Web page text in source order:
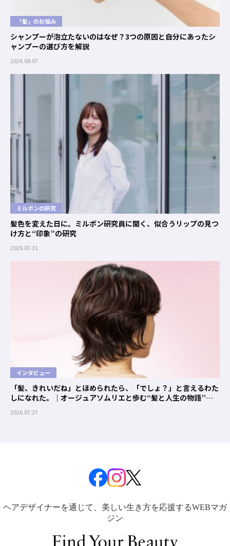
「髪」のお悩み
シャンプーが泡立たないのはなぜ？3つの原因と自分にあったシ
ャンプーの選び方を解説
2026.08.07
ミルボンの研究
髪色を変えた日に。ミルボン研究員に聞く、似合うリップの見つ
け方と“印象”の研究
2026.07.31
インタビュー
「髪、きれいだね」とほめられたら、「でしょ？」と言えるわた
しになれた。｜オージュアソムリエと歩む“髪と人生の物語”
2026.07.27
ヘアデザイナーを通じて、美しい生き方を応援するWEBマガ
ジン